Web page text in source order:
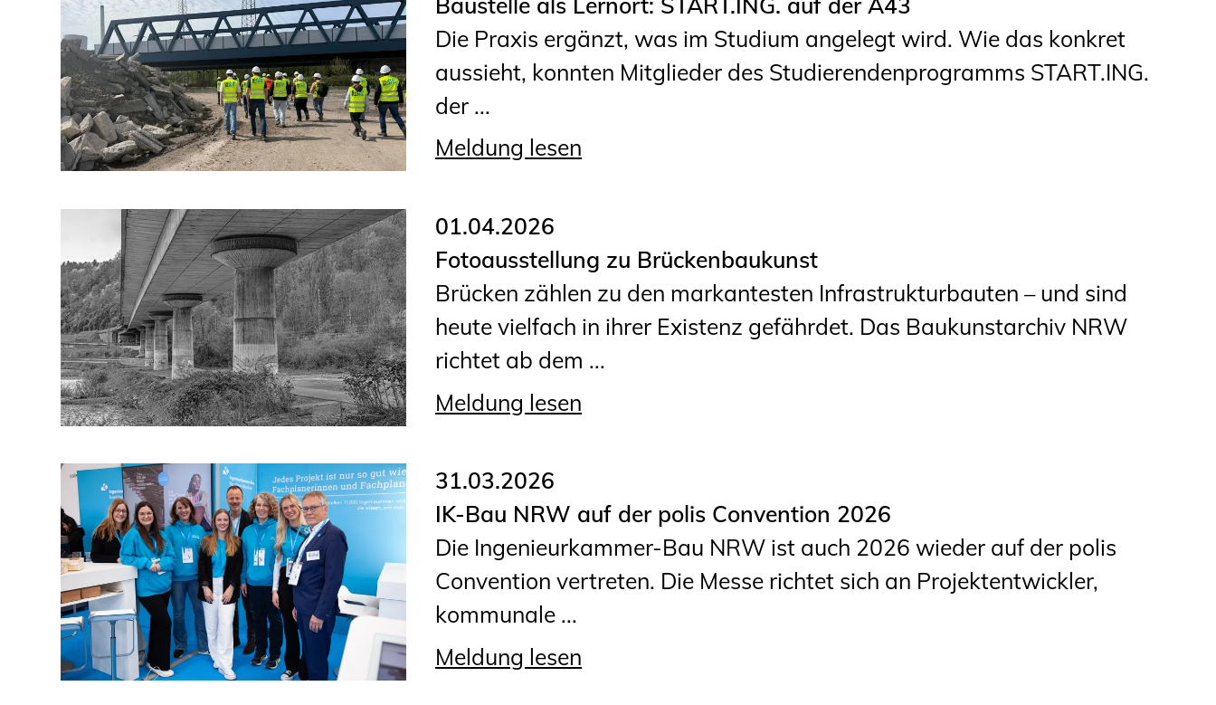
Die Praxis ergänzt, was im Studium angelegt wird. Wie das konkret
aussieht, konnten Mitglieder des Studierendenprogramms START.ING.
der ...
Meldung lesen
01.04.2026
Fotoausstellung zu Brückenbaukunst
Brücken zählen zu den markantesten Infrastrukturbauten – und sind
heute vielfach in ihrer Existenz gefährdet. Das Baukunstarchiv NRW
richtet ab dem ...
Meldung lesen
31.03.2026
IK-Bau NRW auf der polis Convention 2026
Die Ingenieurkammer-Bau NRW ist auch 2026 wieder auf der polis
Convention vertreten. Die Messe richtet sich an Projektentwickler,
kommunale ...
Meldung lesen